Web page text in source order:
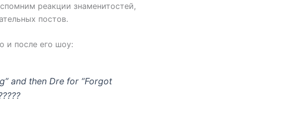
реакции знаменитостей,
постов.
и после его шоу:
and then Dre for “Forgot